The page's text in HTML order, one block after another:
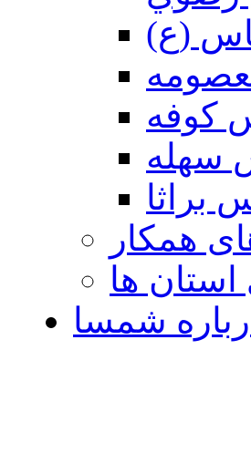
(ع)
كوفه
سهله
همکار
ها
شمسا